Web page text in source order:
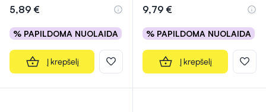
5,89 €
% PAPILDOMA NUOLAIDA
Į krepšelį
9,79 €
% PAPILDOMA NUOLAIDA
Į krepšelį